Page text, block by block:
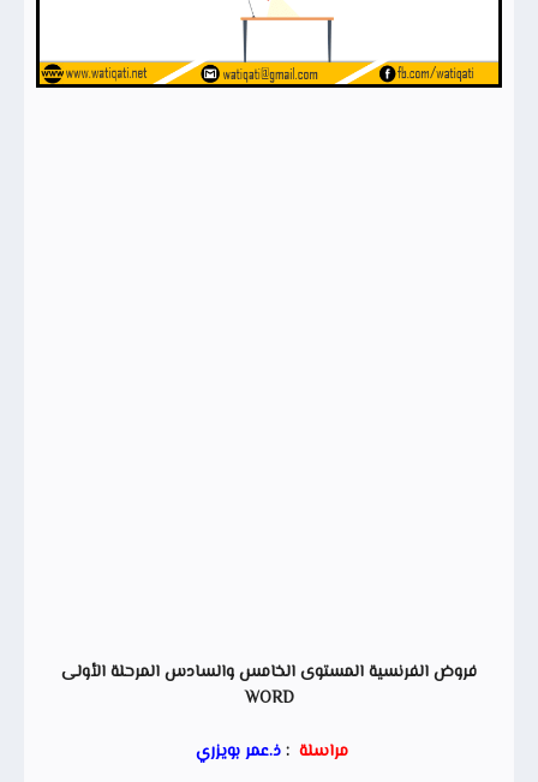
فروض الفرنسية المستوى الخامس والسادس المرحلة الأولى
WORD
مراسلة:ذ.عمر بويزري